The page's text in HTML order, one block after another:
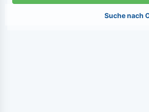
Suche nach